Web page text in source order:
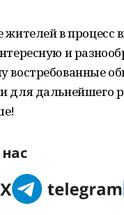
жителей в процесс
и
востребованные
для дальнейшего